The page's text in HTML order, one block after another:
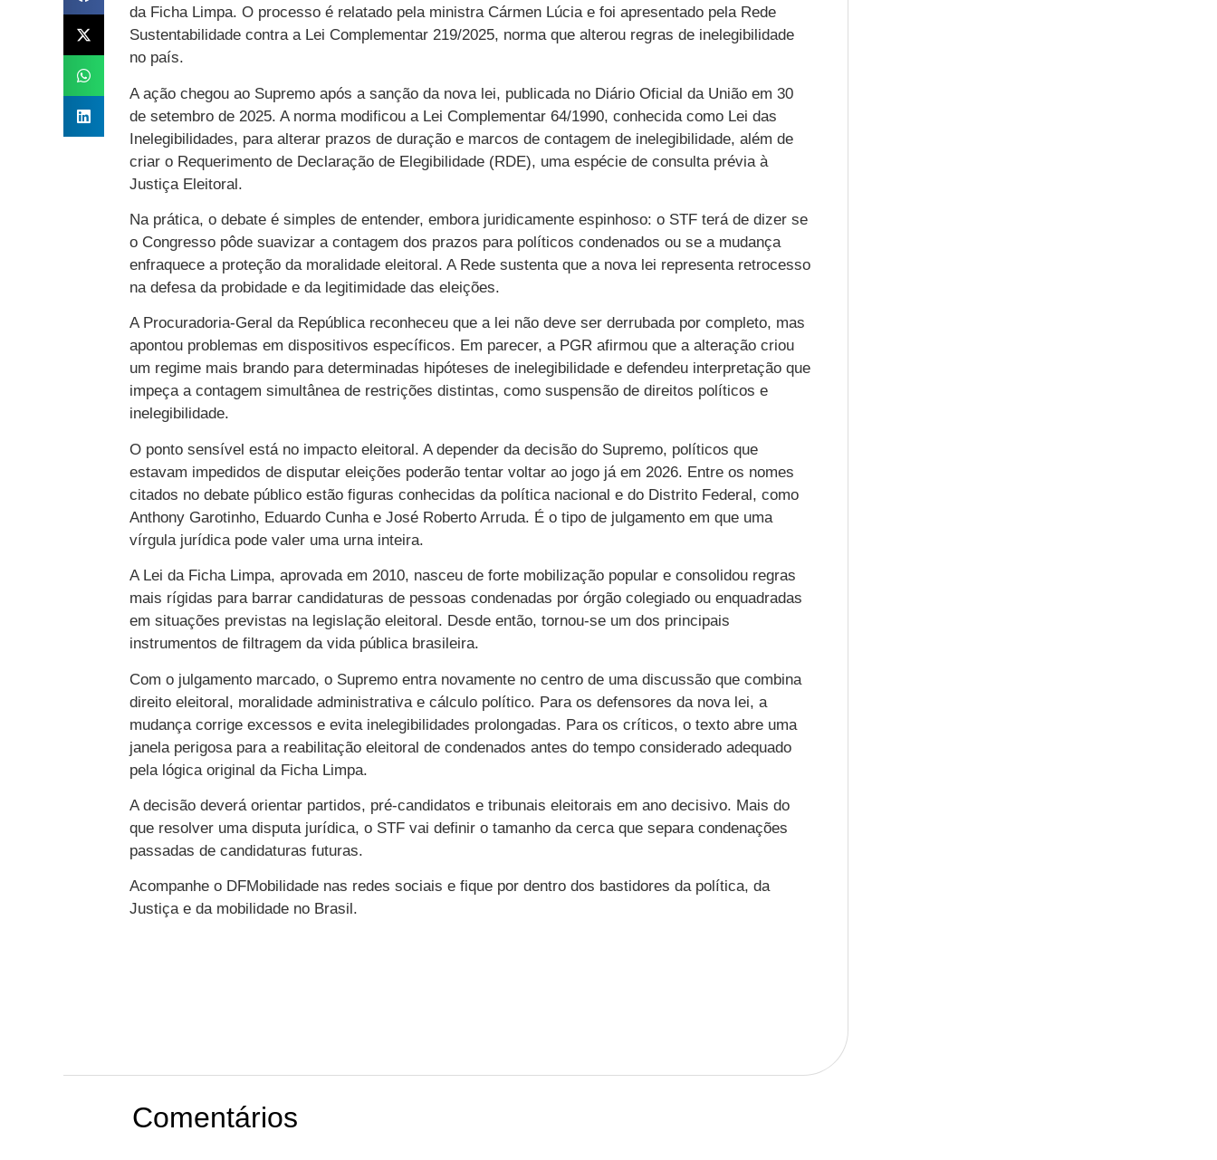
da Ficha Limpa. O processo é relatado pela ministra Cármen Lúcia e foi apresentado pela Rede
Sustentabilidade contra a Lei Complementar 219/2025, norma que alterou regras de inelegibilidade
no país.
A ação chegou ao Supremo após a sanção da nova lei, publicada no Diário Oficial da União em 30
de setembro de 2025. A norma modificou a Lei Complementar 64/1990, conhecida como Lei das
Inelegibilidades, para alterar prazos de duração e marcos de contagem de inelegibilidade, além de
criar o Requerimento de Declaração de Elegibilidade (RDE), uma espécie de consulta prévia à
Justiça Eleitoral.
Na prática, o debate é simples de entender, embora juridicamente espinhoso: o STF terá de dizer se
o Congresso pôde suavizar a contagem dos prazos para políticos condenados ou se a mudança
enfraquece a proteção da moralidade eleitoral. A Rede sustenta que a nova lei representa retrocesso
na defesa da probidade e da legitimidade das eleições.
A Procuradoria-Geral da República reconheceu que a lei não deve ser derrubada por completo, mas
apontou problemas em dispositivos específicos. Em parecer, a PGR afirmou que a alteração criou
um regime mais brando para determinadas hipóteses de inelegibilidade e defendeu interpretação que
impeça a contagem simultânea de restrições distintas, como suspensão de direitos políticos e
inelegibilidade.
O ponto sensível está no impacto eleitoral. A depender da decisão do Supremo, políticos que
estavam impedidos de disputar eleições poderão tentar voltar ao jogo já em 2026. Entre os nomes
citados no debate público estão figuras conhecidas da política nacional e do Distrito Federal, como
Anthony Garotinho, Eduardo Cunha e José Roberto Arruda. É o tipo de julgamento em que uma
vírgula jurídica pode valer uma urna inteira.
A Lei da Ficha Limpa, aprovada em 2010, nasceu de forte mobilização popular e consolidou regras
mais rígidas para barrar candidaturas de pessoas condenadas por órgão colegiado ou enquadradas
em situações previstas na legislação eleitoral. Desde então, tornou-se um dos principais
instrumentos de filtragem da vida pública brasileira.
Com o julgamento marcado, o Supremo entra novamente no centro de uma discussão que combina
direito eleitoral, moralidade administrativa e cálculo político. Para os defensores da nova lei, a
mudança corrige excessos e evita inelegibilidades prolongadas. Para os críticos, o texto abre uma
janela perigosa para a reabilitação eleitoral de condenados antes do tempo considerado adequado
pela lógica original da Ficha Limpa.
A decisão deverá orientar partidos, pré-candidatos e tribunais eleitorais em ano decisivo. Mais do
que resolver uma disputa jurídica, o STF vai definir o tamanho da cerca que separa condenações
passadas de candidaturas futuras.
Acompanhe o DFMobilidade nas redes sociais e fique por dentro dos bastidores da política, da
Justiça e da mobilidade no Brasil.
Comentários